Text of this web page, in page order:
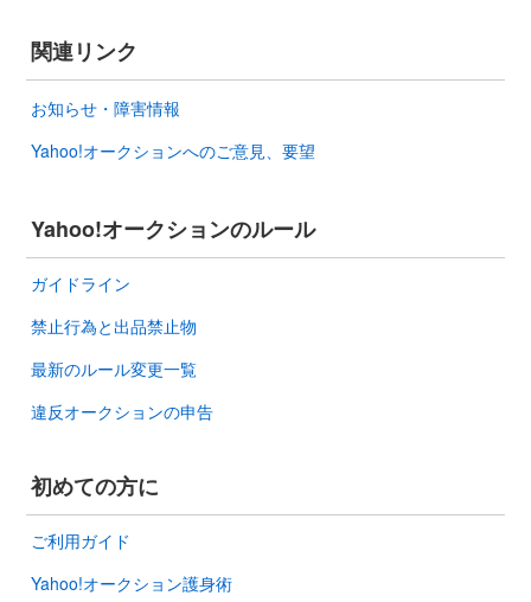
関連リンク
お知らせ・障害情報
Yahoo!オークションへのご意見、要望
Yahoo!オークションのルール
ガイドライン
禁止行為と出品禁止物
最新のルール変更一覧
違反オークションの申告
初めての方に
ご利用ガイド
Yahoo!オークション護身術